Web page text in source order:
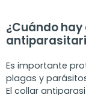
¿Cuándo
Es importante
plagas y
El collar